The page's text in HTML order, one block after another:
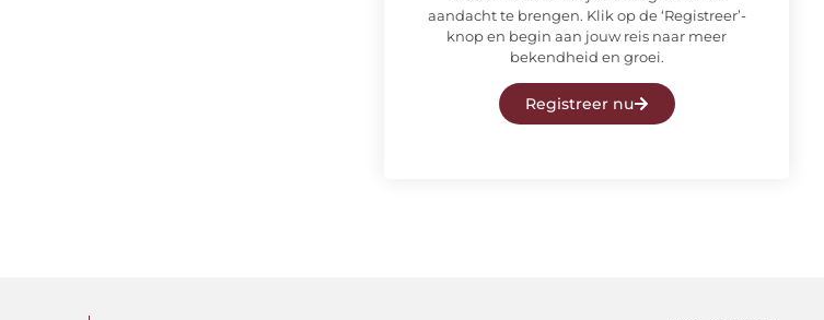
aandacht te brengen. Klik op de ‘Registreer’-
knop en begin aan jouw reis naar meer
bekendheid en groei.
Registreer nu